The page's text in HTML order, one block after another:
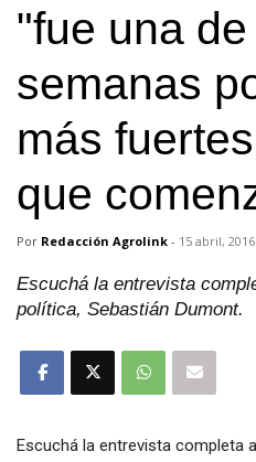
"fue una
semanas
más
que
Por Redacción Agrolink - 15 abril, 2016
Escuchá la entrevista
política, Sebastián Dumont.
Escuchá la entrevista completa